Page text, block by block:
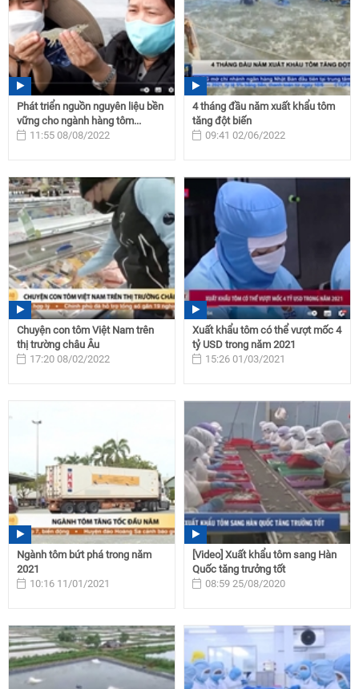
Phát triển nguồn nguyên liệu bền
vững cho ngành hàng tôm...
11:55 08/08/2022
4 tháng đầu năm xuất khẩu tôm
tăng đột biến
09:41 02/06/2022
Chuyện con tôm Việt Nam trên
thị trường châu Âu
17:20 08/02/2022
Xuất khẩu tôm có thể vượt mốc 4
tỷ USD trong năm 2021
15:26 01/03/2021
Ngành tôm bứt phá trong năm
2021
10:16 11/01/2021
[Video] Xuất khẩu tôm sang Hàn
Quốc tăng trưởng tốt
08:59 25/08/2020